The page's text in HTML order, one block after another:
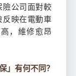
險公司面對較
反映在電動車
，維修愈昂
」有何不同？